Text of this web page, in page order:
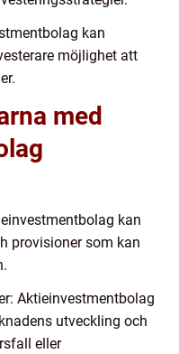
kan
möjlighet att
med
kan
provisioner som kan
Aktieinvestmentbolag
utveckling och
eller